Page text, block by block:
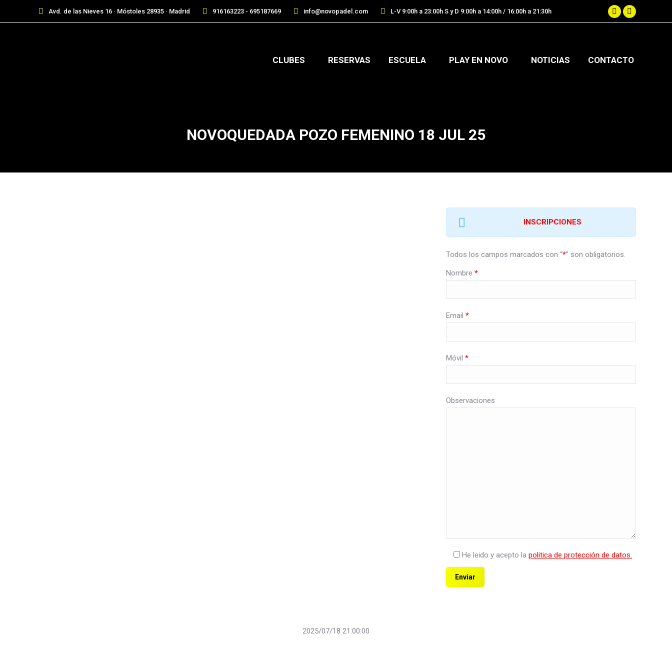
Avd. de las Nieves 16 · Móstoles 28935 · Madrid 916163223 - 695187669 info@novopadel.com L-V 9:00h a 23:00h S y D 9:00h a 14:00h / 16:00h a 21:30h
Facebook
in
Instagram
in
CLUBES RESERVAS ESCUELA PLAY EN NOVO NOTICIAS CONTACTO
NOVOQUEDADA POZO FEMENINO 18 JUL 25
INSCRIPCIONES
Todos los campos marcados con “*” son obligatorios.
Nombre *
Email *
Móvil *
Observaciones
He leido y acepto la politica de protección de datos.
2025/07/18 21:00:00